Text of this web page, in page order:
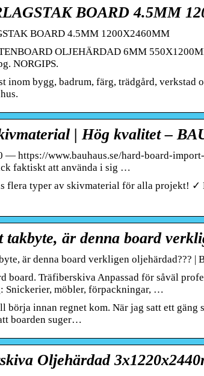
BOARD 4.5MM
BOARD 4.5MM 1200X2460MM
OLJEHÄRDAD 6MM
NORGIPS.
inom bygg, badrum, färg, trädgård, verkstad
| Hög kvalitet –
— https://www.bauhaus.se/hard-board-
faktiskt att använda i sig …
flera typer av skivmaterial för alla projekt!
takbyte, är denna board
är denna board verkligen oljehärdad??? |
board. Träfiberskiva Anpassad för såväl
Snickerier, möbler, förpackningar, …
börja innan regnet kom. När jag satt ett gäng
boarden suger…
Oljehärdad